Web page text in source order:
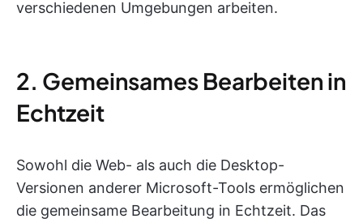
verschiedenen Umgebungen arbeiten.
2. Gemeinsames Bearbeiten in
Echtzeit
Sowohl die Web- als auch die Desktop-
Versionen anderer Microsoft-Tools ermöglichen
die gemeinsame Bearbeitung in Echtzeit. Das